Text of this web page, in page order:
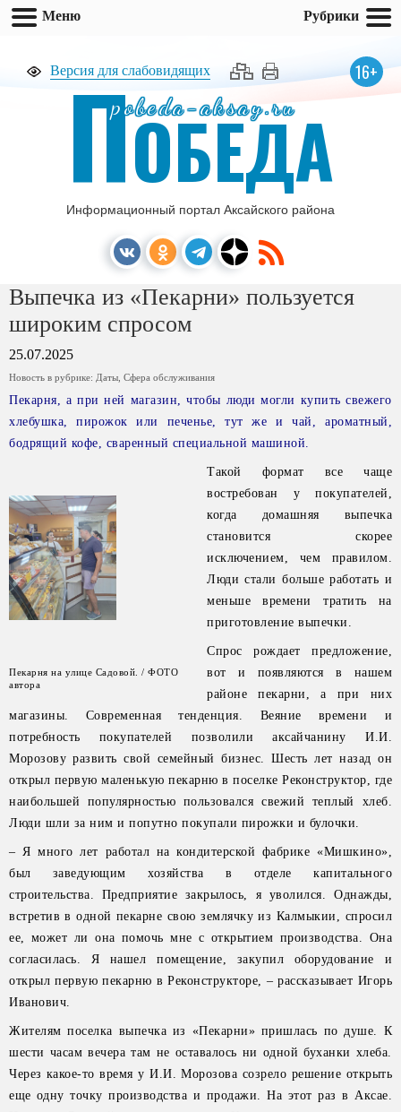
Версия для слабовидящих 16+
pobeda-aksay.ru
ПОБЕДА
Информационный портал Аксайского района
Выпечка из «Пекарни» пользуется
широким спросом
25.07.2025
Новость в рубрике: Даты Сфера обслуживания
Пекарня, а при ней магазин, чтобы люди могли купить свежего
хлебушка, пирожок или печенье, тут же и чай, ароматный,
бодрящий кофе, сваренный специальной машиной.
Пекарня на улице Садовой. / ФОТО
автора
Такой формат все чаще
востребован у покупателей,
когда домашняя выпечка
становится скорее
исключением, чем правилом.
Люди стали больше работать и
меньше времени тратить на
приготовление выпечки.
Спрос рождает предложение,
вот и появляются в нашем
районе пекарни, а при них
магазины. Современная тенденция. Веяние времени и
потребность покупателей позволили аксайчанину И.И.
Морозову развить свой семейный бизнес. Шесть лет назад он
открыл первую маленькую пекарню в поселке Реконструктор, где
наибольшей популярностью пользовался свежий теплый хлеб.
Люди шли за ним и попутно покупали пирожки и булочки.
– Я много лет работал на кондитерской фабрике «Мишкино»,
был заведующим хозяйства в отделе капитального
строительства. Предприятие закрылось, я уволился. Однажды,
встретив в одной пекарне свою землячку из Калмыкии, спросил
ее, может ли она помочь мне с открытием производства. Она
согласилась. Я нашел помещение, закупил оборудование и
открыл первую пекарню в Реконструкторе, – рассказывает Игорь
Иванович.
Жителям поселка выпечка из «Пекарни» пришлась по душе. К
шести часам вечера там не оставалось ни одной буханки хлеба.
Через какое-то время у И.И. Морозова созрело решение открыть
еще одну точку производства и продажи. На этот раз в Аксае.
Меню Рубрики